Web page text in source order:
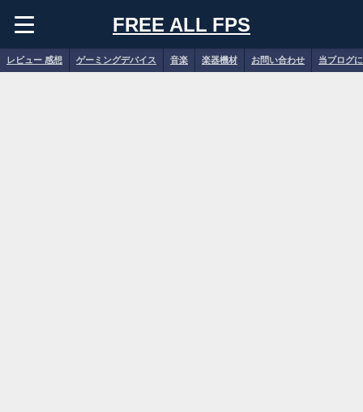
FREE ALL FPS
レビュー 感想 ゲーミングデバイス 音楽 楽器機材 お問い合わせ 当ブログ